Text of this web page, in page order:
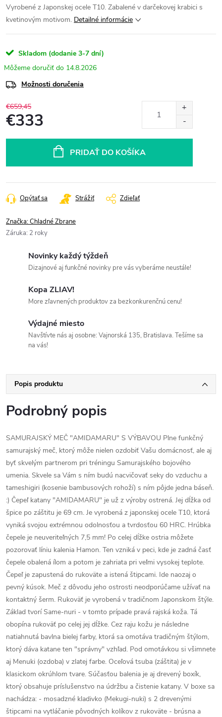
Vyrobené z Japonskej ocele T10. Zabalené v darčekovej krabici s
kvetinovým motivom. Detailné informácie
Skladom (dodanie 3-7 dní)
14.8.2026
Možnosti doručenia
€659,45
€333
PRIDAŤ DO KOŠÍKA
Opýtať sa Strážiť Zdieľať
Značka:Chladné Zbrane
Záruka: 2 roky
Novinky každý týždeň
Dizajnové aj funkčné novinky pre vás vyberáme neustále!
Kopa ZLIAV!
More zľavnených produktov za bezkonkurenčnú cenu!
Výdajné miesto
Navštívte nás aj osobne: Vajnorská 135, Bratislava. Tešíme sa
na vás!
Popis produktu
Podrobný popis
SAMURAJSKÝ MEČ "AMIDAMARU" S VÝBAVOU Plne funkčný
samurajský meč, ktorý môže nielen ozdobiť Vašu domácnosť, ale aj
byť skvelým partnerom pri tréningu Samurajského bojového
umenia. Skvele sa Vám s ním budú nacvičovať seky do vzduchu a
tameshigiri (kosenie bambusových rohoží) s ním pôjde jedna báseň.
:) Čepeľ katany "AMIDAMARU" je už z výroby ostrená. Jej dĺžka od
špice po záštitu je 69 cm. Je vyrobená z japonskej ocele T10, ktorá
vyniká svojou extrémnou odolnosťou a tvrdosťou 60 HRC. Hrúbka
čepele je neuveriteľných 7,5 mm! Po celej dĺžke ostria môžete
pozorovať líniu kalenia Hamon. Ten vzniká v peci, kde je zadná časť
čepele obalená ílom a potom je zahriata pri veľmi vysokej teplote.
Čepeľ je zapustená do rukoväte a istená štipcami. Ide naozaj o
pevný kúsok. Meč z dôvodu jeho ostrosti neodporúčame užívať na
kontaktný šerm. Rukoväť je vyrobená v tradičnom Japonskom štýle.
Základ tvorí Same-nuri - v tomto prípade pravá rajská koža. Tá
obopína rukoväť po celej jej dĺžke. Cez raju kožu je následne
natiahnutá bavlna bielej farby, ktorá sa omotáva tradičným štýlom,
ktorý dáva katane ten "správny" vzhľad. Pod omotávkou si všimnete
aj Menuki (ozdoba) v zlatej farbe. Oceľová tsuba (záštita) je v
klasickom okrúhlom tvare. Súčasťou balenia je aj drevený boxík,
ktorý obsahuje príslušenstvo na údržbu a čistenie katany. V boxe sa
nachádza: - mosadzné kladivko (Mekugi-nuki) s 2 drevenými
štipcami na vytláčanie pôvodných kolíkov z rukoväte - brúsna a